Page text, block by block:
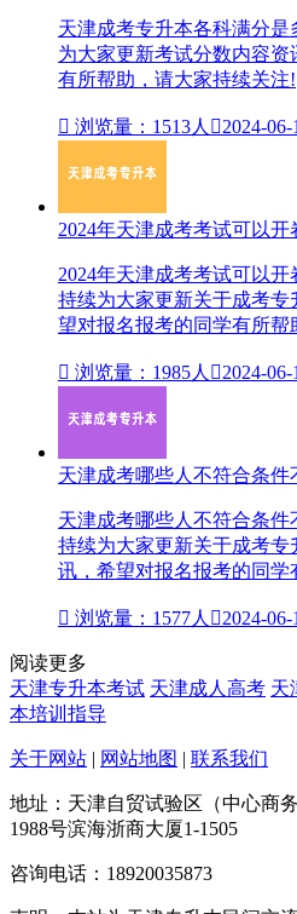
天津成考专升本各科满分
为大家更新考试分数内容
有所帮助，请大家持续关注!
 浏览量：1513人 2024-06-
2024年天津成考考试可以开
2024年天津成考考试可以
持续为大家更新关于成考
望对报名报考的同学有所帮
 浏览量：1985人 2024-06-
天津成考哪些人不符合条件
天津成考哪些人不符合条件
持续为大家更新关于成考
讯，希望对报名报考的同
 浏览量：1577人 2024-06-
阅读更多
天津专升本考试 天津成人高考 天
本培训指导
关于网站 | 网站地图 | 联系我们
地址：天津自贸试验区（中心商
1988号滨海浙商大厦1-1505
咨询电话：18920035873